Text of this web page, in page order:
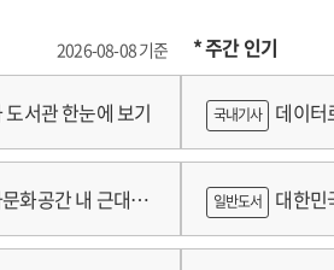
2026-08-08 기준
서관 한눈에 보기
화공간 내 근대건
* 주간 인기
국내기사 데이터
쟁
일반도서 대한민